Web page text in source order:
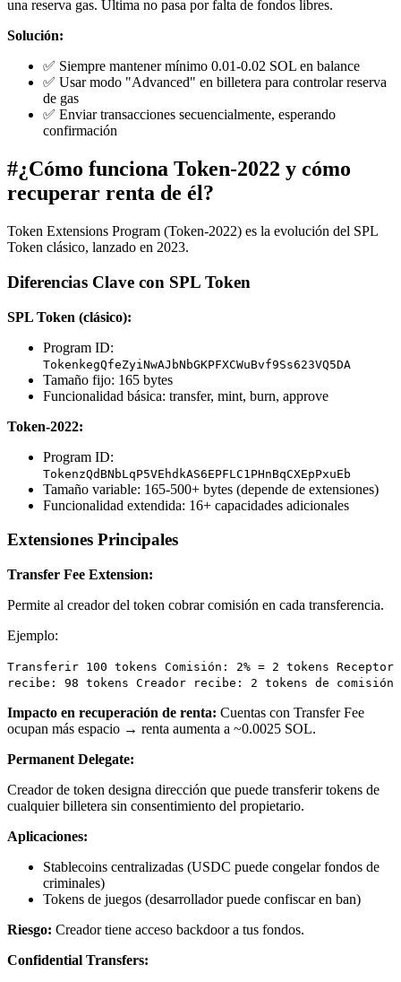
una reserva gas. Última no pasa por falta de fondos libres.
Solución:
✅ Siempre mantener mínimo 0.01-0.02 SOL en balance
✅ Usar modo "Advanced" en billetera para controlar reserva
de gas
✅ Enviar transacciones secuencialmente, esperando
confirmación
#¿Cómo funciona Token-2022 y cómo
recuperar renta de él?
Token Extensions Program (Token-2022) es la evolución del SPL
Token clásico, lanzado en 2023.
Diferencias Clave con SPL Token
SPL Token (clásico):
Program ID:
TokenkegQfeZyiNwAJbNbGKPFXCWuBvf9Ss623VQ5DA
Tamaño fijo: 165 bytes
Funcionalidad básica: transfer, mint, burn, approve
Token-2022:
Program ID:
TokenzQdBNbLqP5VEhdkAS6EPFLC1PHnBqCXEpPxuEb
Tamaño variable: 165-500+ bytes (depende de extensiones)
Funcionalidad extendida: 16+ capacidades adicionales
Extensiones Principales
Transfer Fee Extension:
Permite al creador del token cobrar comisión en cada transferencia.
Ejemplo:
Transferir 100 tokens Comisión: 2% = 2 tokens Receptor
recibe: 98 tokens Creador recibe: 2 tokens de comisión
Impacto en recuperación de renta: Cuentas con Transfer Fee
ocupan más espacio → renta aumenta a ~0.0025 SOL.
Permanent Delegate:
Creador de token designa dirección que puede transferir tokens de
cualquier billetera sin consentimiento del propietario.
Aplicaciones:
Stablecoins centralizadas (USDC puede congelar fondos de
criminales)
Tokens de juegos (desarrollador puede confiscar en ban)
Riesgo: Creador tiene acceso backdoor a tus fondos.
Confidential Transfers: